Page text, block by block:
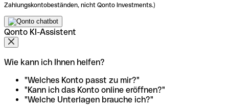
Zahlungskontobeständen, nicht Qonto Investments.)
Qonto KI-Assistent
Wie kann ich Ihnen helfen?
"Welches Konto passt zu mir?"
"Kann ich das Konto online eröffnen?"
"Welche Unterlagen brauche ich?"